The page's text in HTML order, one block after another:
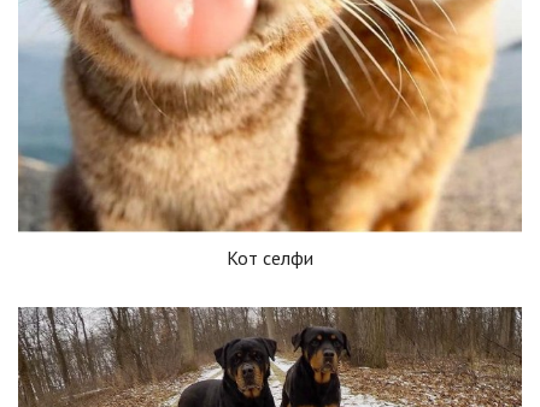
Кот селфи